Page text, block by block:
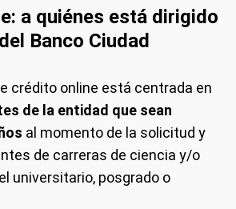
a quiénes está dirigido
Banco Ciudad
crédito online está centrada en
de la entidad que sean
al momento de la solicitud y
de carreras de ciencia y/o
universitario, posgrado o